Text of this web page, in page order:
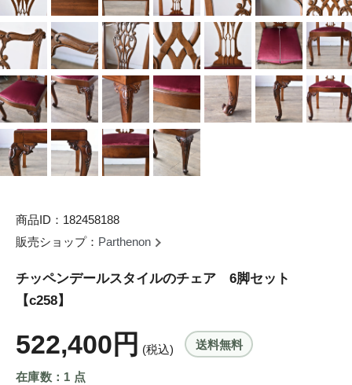
商品ID：182458188
販売ショップ： Parthenon
チッペンデールスタイルのチェア 6脚セット
【c258】
522,400円 (税込) 送料無料
在庫数：1 点